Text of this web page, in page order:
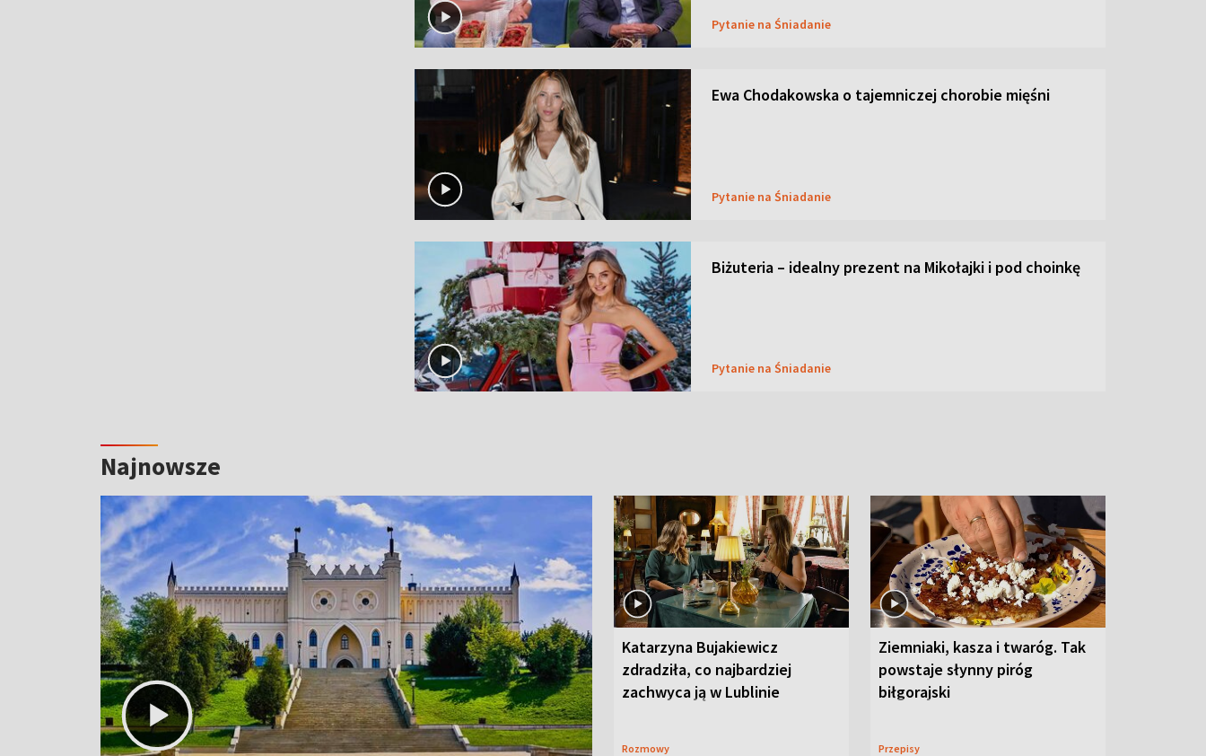
Pytanie na Śniadanie
Ewa Chodakowska o tajemniczej chorobie mięśni
Pytanie na Śniadanie
Biżuteria – idealny prezent na Mikołajki i pod choinkę
Pytanie na Śniadanie
Najnowsze
Katarzyna Bujakiewicz
zdradziła, co najbardziej
zachwyca ją w Lublinie
Rozmowy
Ziemniaki, kasza i twaróg. Tak
powstaje słynny piróg
biłgorajski
Przepisy